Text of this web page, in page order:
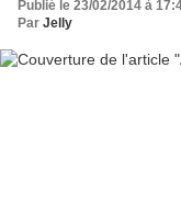
Publié le 23/02/2014 à
Par Jelly